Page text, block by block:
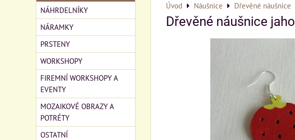
Úvod Náušnice Dřevěné náušnice
Dřevěné náušnice
NÁHRDELNÍKY
NÁRAMKY
PRSTENY
WORKSHOPY
FIREMNÍ WORKSHOPY A
EVENTY
MOZAIKOVÉ OBRAZY A
POTRÉTY
OSTATNÍ